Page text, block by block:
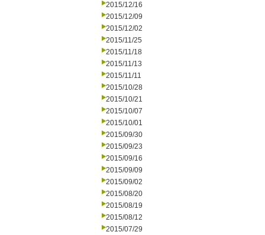
2015/12/16
2015/12/09
2015/12/02
2015/11/25
2015/11/18
2015/11/13
2015/11/11
2015/10/28
2015/10/21
2015/10/07
2015/10/01
2015/09/30
2015/09/23
2015/09/16
2015/09/09
2015/09/02
2015/08/20
2015/08/19
2015/08/12
2015/07/29